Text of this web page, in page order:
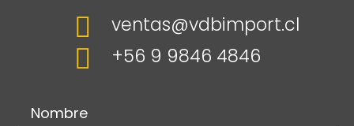
 ventas@vdbimport.cl
 +56 9 9846 4846